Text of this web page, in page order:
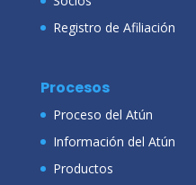
Registro de Afiliación
Procesos
Proceso del Atún
Información del Atún
Productos